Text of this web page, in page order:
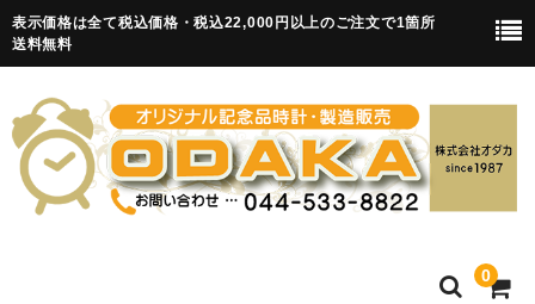
表示価格は全て税込価格・税込22,000円以上のご注文で1箇所
送料無料
0